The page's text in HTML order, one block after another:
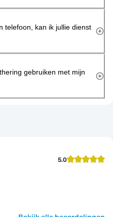
telefoon, kan ik jullie dienst
gebruiken met mijn
5.0